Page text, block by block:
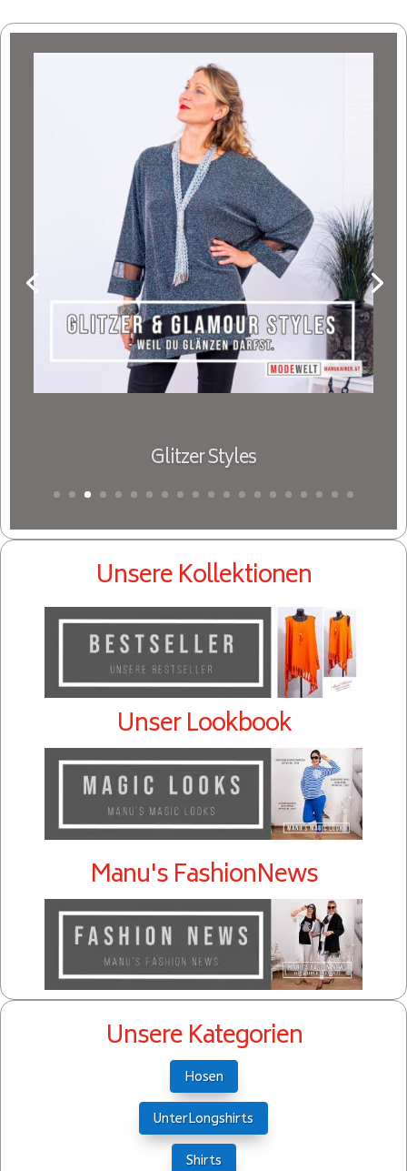
Glitzer Styles
Unsere Kollektionen
Unser Lookbook
Manu's FashionNews
Unsere Kategorien
Hosen
UnterLongshirts
Shirts